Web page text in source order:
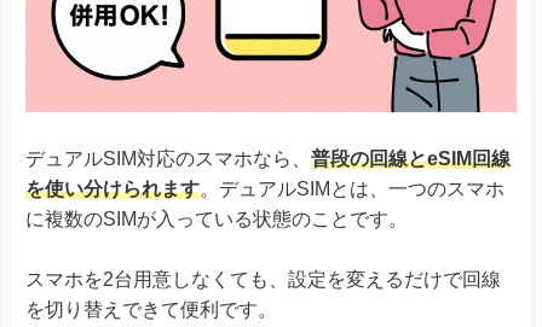
デュアルSIM対応のスマホなら、 普段の回線とeSIM回線
を使い分けられます。デュアルSIMとは、一つのスマホ
に複数のSIMが入っている状態のことです。
スマホを2台用意しなくても、設定を変えるだけで回線
を切り替えできて便利です。